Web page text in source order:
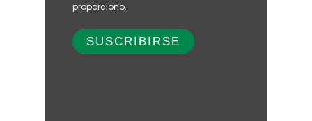
proporciono.